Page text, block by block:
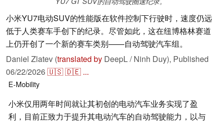
小米YU7电动SUV的性能版在软件控制下行驶时，速度仍远
低于人类赛车手创下的纪录。尽管如此，这在纽博格林赛道
上仍开创了一个新的赛车类别——自动驾驶汽车组。
Daniel Zlatev (translated by DeepL / Ninh Duy), Published
06/22/2026🇺🇸🇩🇪 ...
E-Mobility
小米仅用两年时间就让其初创的电动汽车业务实现了盈
利，目前正致力于提升其电动汽车的自动驾驶能力，以与